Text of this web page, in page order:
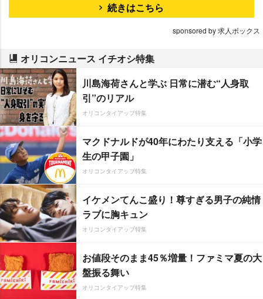
続きはこちら
sponsored by 求人ボックス
オリコンニュース イチオシ特集
川島海荷さんと学ぶ 日常に潜む“人身取
引”のリアル
オリコンタイアップ特集
マクドナルドが40年にわたり支える「小学
生の甲子園」
オリコンタイアップ特集
イケメンてんこ盛り！尊すぎる男子の純情
ラブに胸キュン
オリコンタイアップ特集
お値段そのまま45％増量！ファミマ夏の大
盤振る舞い
オリコンタイアップ特集